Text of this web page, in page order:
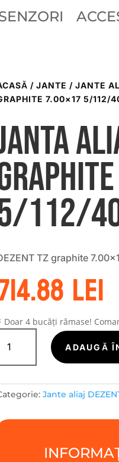
/ JANTE / JANTE
7.00×17 5/112/
112/
TZ graphite
lei
Doar 4 bucăți rămase!
Janta
40/57,1
ADAUGĂ
Jante aliaj